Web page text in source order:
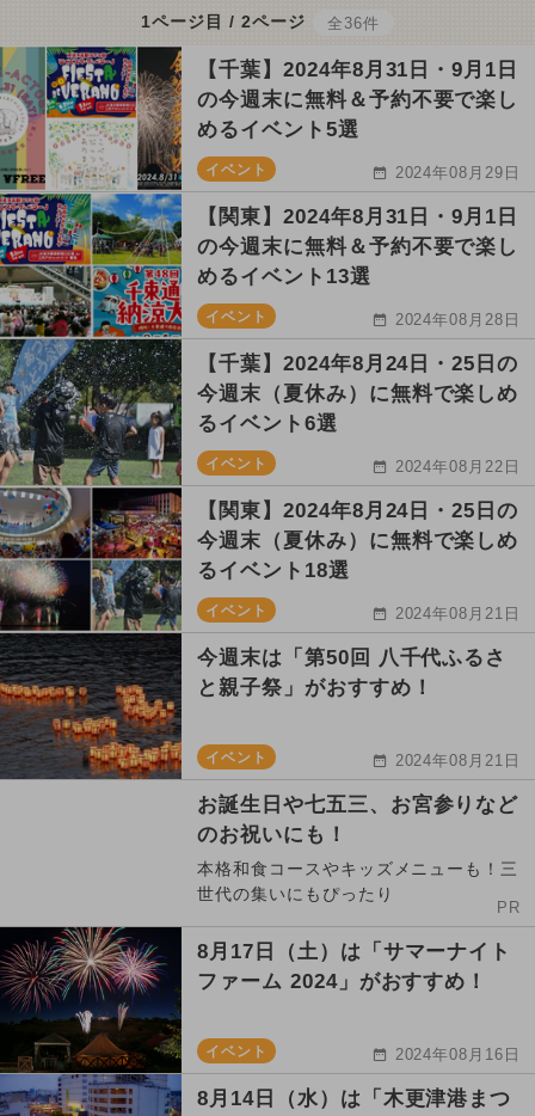
1ページ目 / 2ページ 全36件
【千葉】2024年8月31日・9月1日
の今週末に無料＆予約不要で楽し
めるイベント5選
イベント 2024年08月29日
【関東】2024年8月31日・9月1日
の今週末に無料＆予約不要で楽し
めるイベント13選
イベント 2024年08月28日
【千葉】2024年8月24日・25日の
今週末（夏休み）に無料で楽しめ
るイベント6選
イベント 2024年08月22日
【関東】2024年8月24日・25日の
今週末（夏休み）に無料で楽しめ
るイベント18選
イベント 2024年08月21日
今週末は「第50回 八千代ふるさ
と親子祭」がおすすめ！
イベント 2024年08月21日
お誕生日や七五三、お宮参りなど
のお祝いにも！
本格和食コースやキッズメニューも！三
世代の集いにもぴったり
PR
8月17日（土）は「サマーナイト
ファーム 2024」がおすすめ！
イベント 2024年08月16日
8月14日（水）は「木更津港まつ